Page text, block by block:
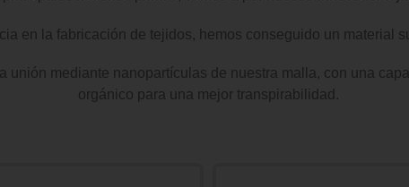
en la fabricación de tejidos, hemos conseguido un material
unión mediante nanopartículas de nuestra malla, con una
orgánico para una mejor transpirabilidad.